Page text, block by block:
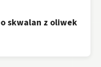
skwalan z oliwek